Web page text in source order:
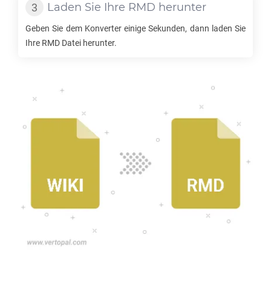
Laden Sie Ihre RMD herunter
Geben Sie dem Konverter einige Sekunden, dann laden Sie
Ihre RMD Datei herunter.